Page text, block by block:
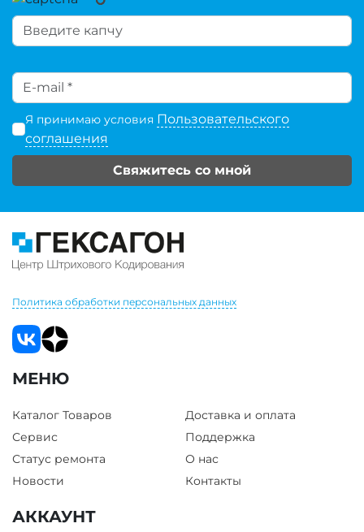
Я принимаю условия Пользовательского
соглашения
Свяжитесь со мной
Политика обработки персональных данных
МЕНЮ
Каталог Товаров
Доставка и оплата
Сервис
Поддержка
Статус ремонта
О нас
Новости
Контакты
АККАУНТ